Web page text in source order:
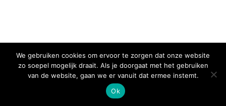
We gebruiken cookies om ervoor te zorgen dat onze website
zo soepel mogelijk draait. Als je doorgaat met het gebruiken
van de website, gaan we er vanuit dat ermee instemt.
Ok